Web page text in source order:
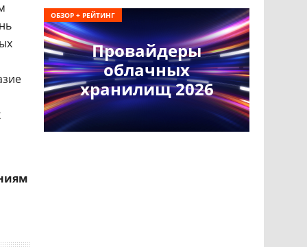
Провайдеры
облачных
хранилищ 2026
ОБЗОР + РЕЙТИНГ